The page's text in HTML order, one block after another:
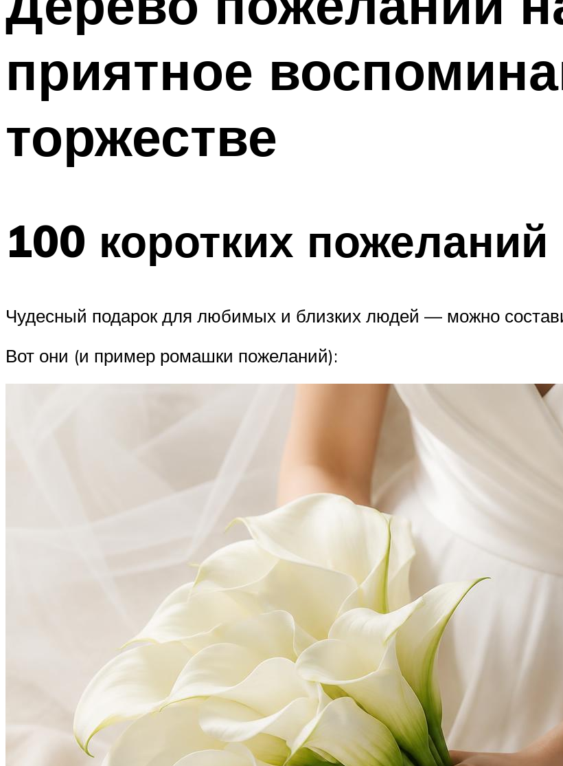
приятное
торжестве
100 коротких пожеланий
Чудесный подарок для любимых и близких людей — можно
Вот они (и пример ромашки пожеланий):